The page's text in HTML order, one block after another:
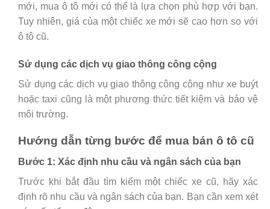
mới, mua ô tô mới có thể là lựa chọn phù hợp với bạn.
Tuy nhiên, giá của một chiếc xe mới sẽ cao hơn so với
ô tô cũ.
Sử dụng các dịch vụ giao thông công cộng
Sử dụng các dịch vụ giao thông công cộng như xe buýt
hoặc taxi cũng là một phương thức tiết kiệm và bảo vệ
môi trường.
Hướng dẫn từng bước để mua bán ô tô cũ
Bước 1: Xác định nhu cầu và ngân sách của bạn
Trước khi bắt đầu tìm kiếm một chiếc xe cũ, hãy xác
định rõ nhu cầu và ngân sách của bạn. Bạn cần xem xét